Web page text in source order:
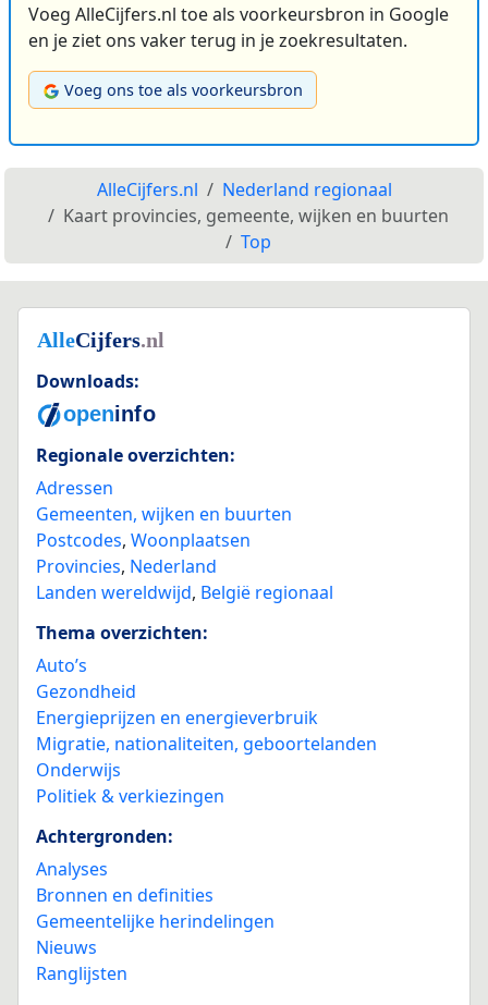
Voeg AlleCijfers.nl toe als voorkeursbron in Google
en je ziet ons vaker terug in je zoekresultaten.
Voeg ons toe als voorkeursbron
AlleCijfers.nl
Nederland regionaal
Kaart provincies, gemeente, wijken en buurten
Top
Downloads:
Regionale overzichten:
Adressen
Gemeenten, wijken en buurten
Postcodes, Woonplaatsen
Provincies, Nederland
Landen wereldwijd, België regionaal
Thema overzichten:
Auto’s
Gezondheid
Energieprijzen en energieverbruik
Migratie, nationaliteiten, geboortelanden
Onderwijs
Politiek & verkiezingen
Achtergronden:
Analyses
Bronnen en definities
Gemeentelijke herindelingen
Nieuws
Ranglijsten